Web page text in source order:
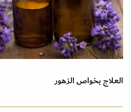
العلاج بخواص الزهور